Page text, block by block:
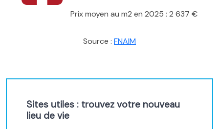
Prix moyen au m2 en 2025 : 2 637 €
Source : FNAIM
Sites utiles : trouvez votre nouveau
lieu de vie